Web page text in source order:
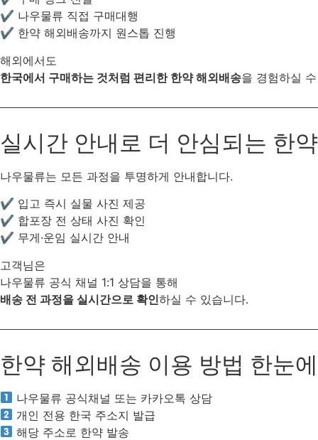
✔ 나우물류 직접 구매대행
✔ 한약 해외배송까지 원스톱 진행
해외에서도
한국에서 구매하는 것처럼 편리한 한약 해외배송을 경험하실
실시간 안내로 더 안심되는 한
나우물류는 모든 과정을 투명하게 안내합니다.
✔ 입고 즉시 실물 사진 제공
✔ 합포장 전 상태 사진 확인
✔ 무게·운임 실시간 안내
고객님은
나우물류 공식 채널 1:1 상담을 통해
배송 전 과정을 실시간으로 확인하실 수 있습니다.
한약 해외배송 이용 방법 한눈
나우물류 공식채널 또는 카카오톡 상담
개인 전용 한국 주소지 발급
해당 주소로 한약 발송